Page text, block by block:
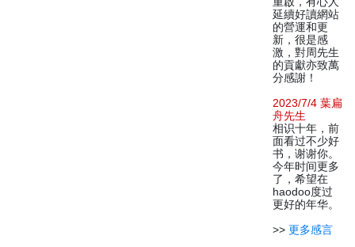
延續好讀網站
的營運和更
新，很是感
激，對周先生
的貢獻亦致萬
分感謝！
2023/7/4 葉扁
舟先生
相识十年，前
面看过不少好
书，谢谢你。
今年时间更多
了，希望在
haodoo度过
更好的年华。
>> 更多感言